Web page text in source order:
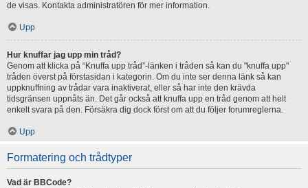
de visas. Kontakta administratören för mer information.
Upp
Hur knuffar jag upp min tråd?
Genom att klicka på “Knuffa upp tråd”-länken i tråden så kan du "knuffa upp"
tråden överst på förstasidan i kategorin. Om du inte ser denna länk så kan
uppknuffning av trådar vara inaktiverat, eller så har inte den krävda
tidsgränsen uppnåts än. Det går också att knuffa upp en tråd genom att helt
enkelt svara på den. Försäkra dig dock först om att du följer forumreglerna.
Upp
Formatering och trådtyper
Vad är BBCode?